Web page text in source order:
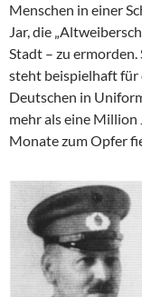
Menschen in einer
Jar, die
Stadt – zu
steht beispielhaft für
Deutschen in
mehr als eine
Monate zum Opfer